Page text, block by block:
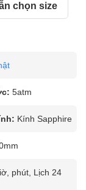
chọn size
5atm
Kính Sapphire
phút, Lịch 24